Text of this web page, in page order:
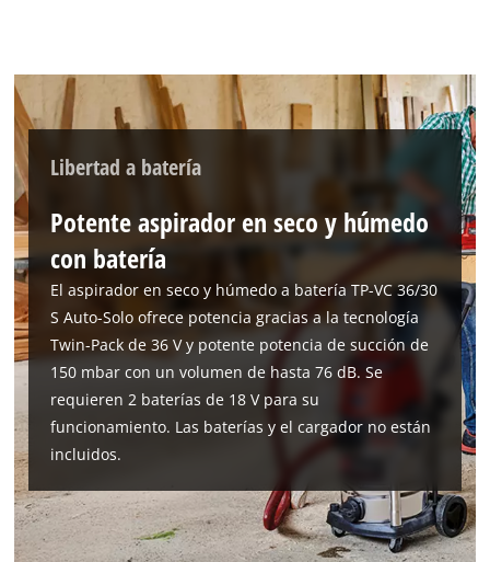
¡Necesitamos su consentimiento para
cargar el servicio Google Maps!
to trackers that are not disclosed to the
the site with their CMP to add this content
to the list of technologies used.
Usercentrics Consent
Management Platform
Libertad a batería
Potente aspirador en seco y húmedo
con batería
El aspirador en seco y húmedo a batería TP-VC 36/30
S Auto-Solo ofrece potencia gracias a la tecnología
Twin-Pack de 36 V y potente potencia de succión de
150 mbar con un volumen de hasta 76 dB. Se
requieren 2 baterías de 18 V para su
funcionamiento. Las baterías y el cargador no están
incluidos.